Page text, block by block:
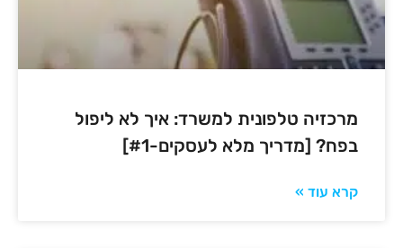
מרכזיה טלפונית למשרד: איך לא ליפול
בפח? [מדריך מלא לעסקים-#1]
קרא עוד »